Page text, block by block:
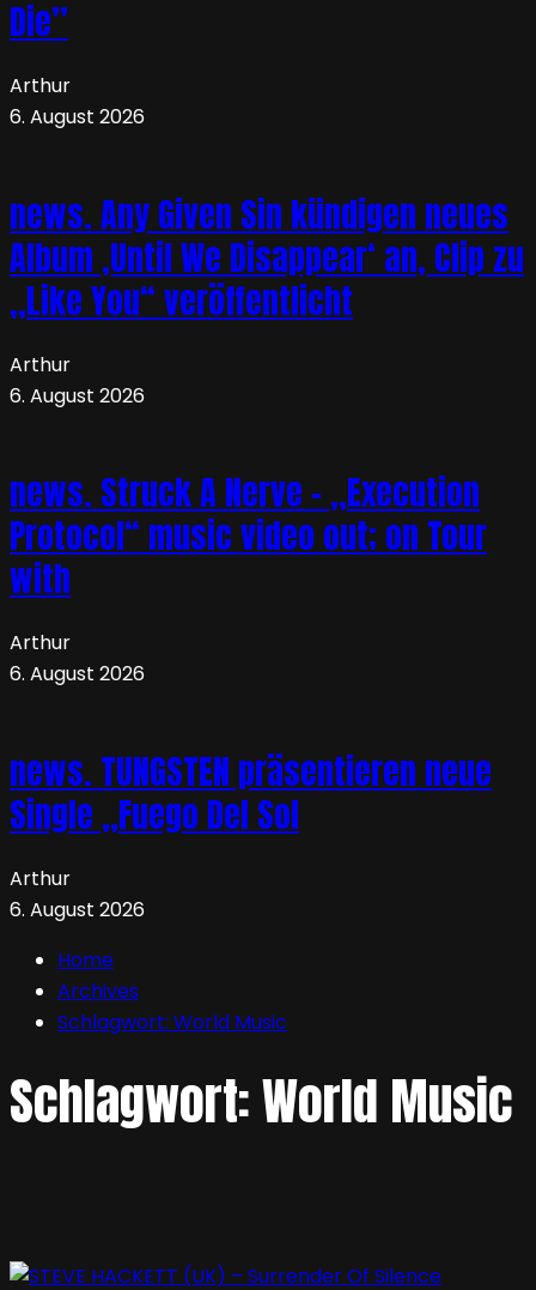
Die”
Arthur
6. August 2026
news. Any Given Sin kündigen neues
Album ‚Until We Disappear‘ an, Clip zu
„Like You“ veröffentlicht
Arthur
6. August 2026
news. Struck A Nerve – „Execution
Protocol“ music video out; on Tour
with
Arthur
6. August 2026
news. TUNGSTEN präsentieren neue
Single „Fuego Del Sol
Arthur
6. August 2026
Home
Archives
Schlagwort: World Music
Schlagwort:World Music